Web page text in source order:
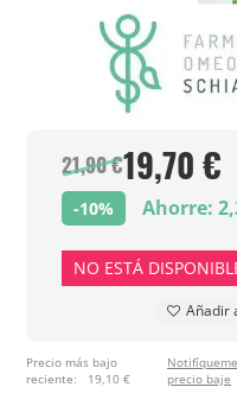
21,90 €19,70 €
-10% Ahorre:
NO ESTÁ
Añadir
Precio más bajo
reciente:
19,10 €
precio baje